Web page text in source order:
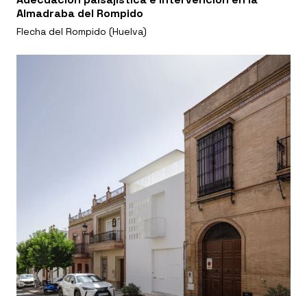
Almadraba del Rompido
Flecha del Rompido (Huelva)